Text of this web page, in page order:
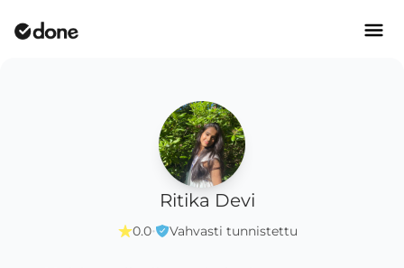
Ritika Devi
0.0· Vahvasti tunnistettu